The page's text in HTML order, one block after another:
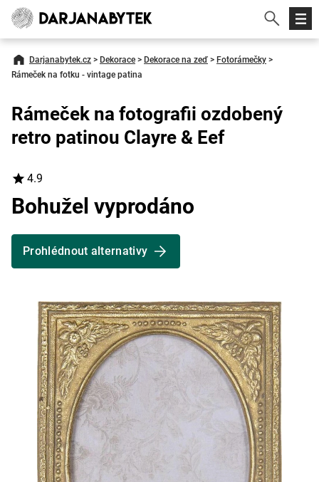
Darjanabytek.cz > Dekorace > Dekorace na zeď > Fotorámečky >
Rámeček na fotku - vintage patina
Rámeček na fotografii ozdobený
retro patinou Clayre & Eef
4.9
Bohužel vyprodáno
Prohlédnout alternativy